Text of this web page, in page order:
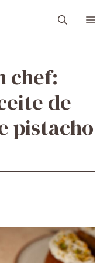
chef:
de
pistacho